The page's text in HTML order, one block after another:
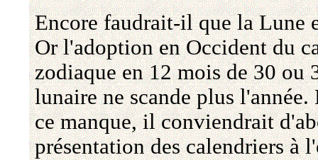
Encore faudrait-il que la Lune
Or l'adoption en Occident du
zodiaque en 12 mois de 30 ou
lunaire ne scande plus
ce manque, il conviendrait
présentation des calendriers à